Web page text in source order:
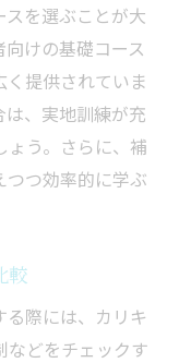
を選ぶことが大
けの基礎コース
提供されていま
、実地訓練が充
う。さらに、補
つ効率的に学ぶ
較
際には、カリキ
などをチェックす